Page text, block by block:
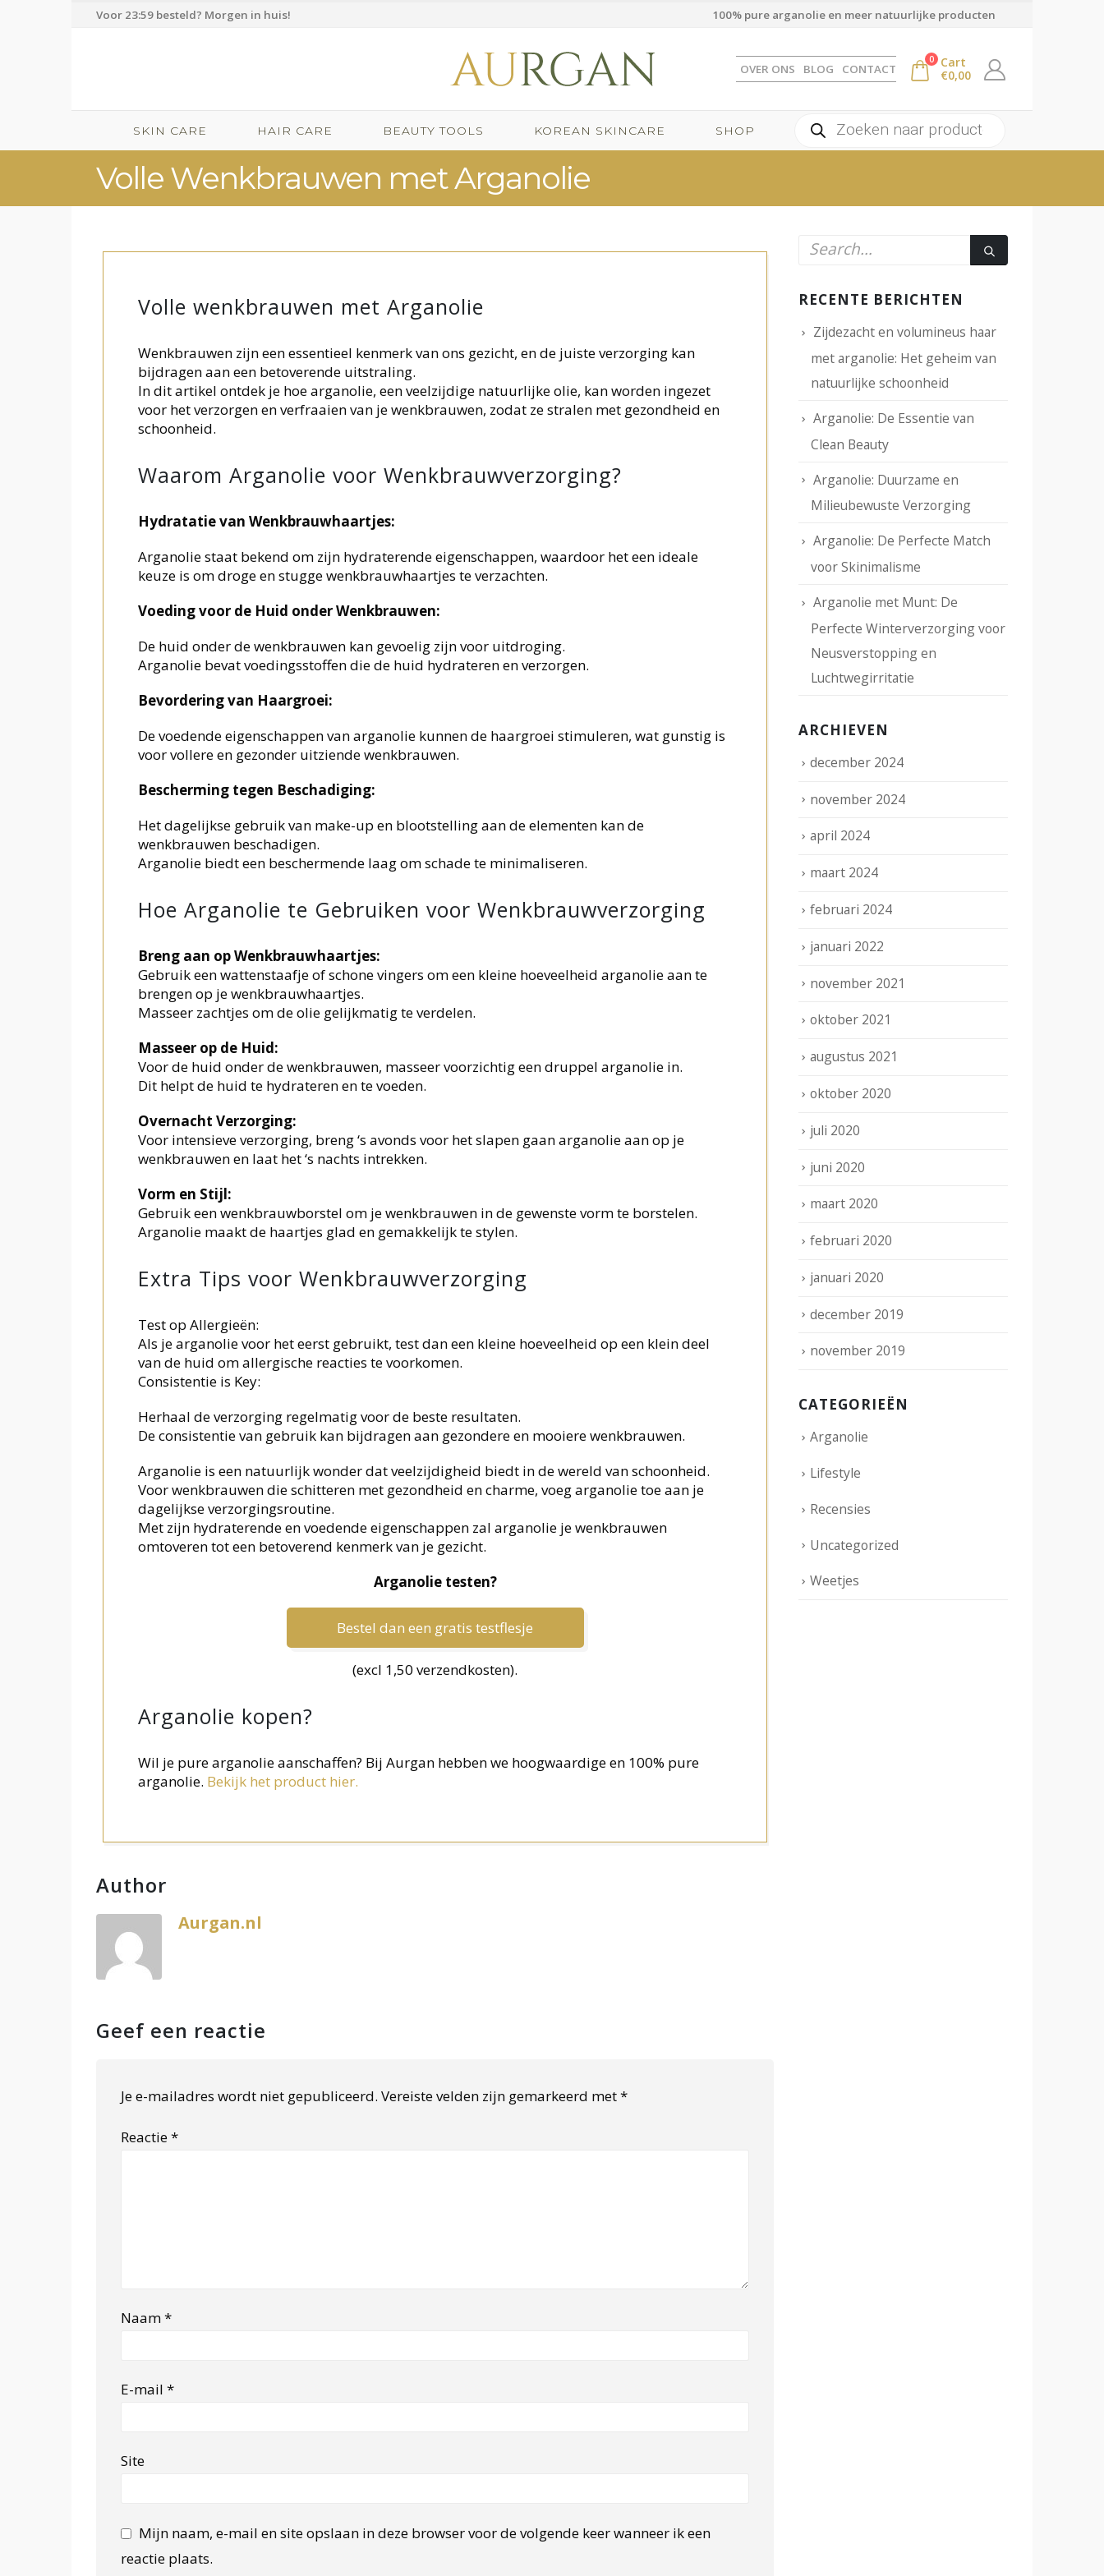
Voor 23:59 besteld? Morgen in huis! 100% pure arganolie en meer natuurlijke producten
OVER ONS BLOG CONTACT
0
Cart
€0,00
SKIN CARE HAIR CARE BEAUTY TOOLS KOREAN SKINCARE SHOP
Producten
zoeken
Volle Wenkbrauwen met Arganolie
Volle wenkbrauwen met Arganolie
Wenkbrauwen zijn een essentieel kenmerk van ons gezicht, en de juiste verzorging kan
bijdragen aan een betoverende uitstraling.
In dit artikel ontdek je hoe arganolie, een veelzijdige natuurlijke olie, kan worden ingezet
voor het verzorgen en verfraaien van je wenkbrauwen, zodat ze stralen met gezondheid en
schoonheid.
Waarom Arganolie voor Wenkbrauwverzorging?
Hydratatie van Wenkbrauwhaartjes:
Arganolie staat bekend om zijn hydraterende eigenschappen, waardoor het een ideale
keuze is om droge en stugge wenkbrauwhaartjes te verzachten.
Voeding voor de Huid onder Wenkbrauwen:
De huid onder de wenkbrauwen kan gevoelig zijn voor uitdroging.
Arganolie bevat voedingsstoffen die de huid hydrateren en verzorgen.
Bevordering van Haargroei:
De voedende eigenschappen van arganolie kunnen de haargroei stimuleren, wat gunstig is
voor vollere en gezonder uitziende wenkbrauwen.
Bescherming tegen Beschadiging:
Het dagelijkse gebruik van make-up en blootstelling aan de elementen kan de
wenkbrauwen beschadigen.
Arganolie biedt een beschermende laag om schade te minimaliseren.
Hoe Arganolie te Gebruiken voor Wenkbrauwverzorging
Breng aan op Wenkbrauwhaartjes:
Gebruik een wattenstaafje of schone vingers om een kleine hoeveelheid arganolie aan te
brengen op je wenkbrauwhaartjes.
Masseer zachtjes om de olie gelijkmatig te verdelen.
Masseer op de Huid:
Voor de huid onder de wenkbrauwen, masseer voorzichtig een druppel arganolie in.
Dit helpt de huid te hydrateren en te voeden.
Overnacht Verzorging:
Voor intensieve verzorging, breng ‘s avonds voor het slapen gaan arganolie aan op je
wenkbrauwen en laat het ‘s nachts intrekken.
Vorm en Stijl:
Gebruik een wenkbrauwborstel om je wenkbrauwen in de gewenste vorm te borstelen.
Arganolie maakt de haartjes glad en gemakkelijk te stylen.
Extra Tips voor Wenkbrauwverzorging
Test op Allergieën:
Als je arganolie voor het eerst gebruikt, test dan een kleine hoeveelheid op een klein deel
van de huid om allergische reacties te voorkomen.
Consistentie is Key:
Herhaal de verzorging regelmatig voor de beste resultaten.
De consistentie van gebruik kan bijdragen aan gezondere en mooiere wenkbrauwen.
Arganolie is een natuurlijk wonder dat veelzijdigheid biedt in de wereld van schoonheid.
Voor wenkbrauwen die schitteren met gezondheid en charme, voeg arganolie toe aan je
dagelijkse verzorgingsroutine.
Met zijn hydraterende en voedende eigenschappen zal arganolie je wenkbrauwen
omtoveren tot een betoverend kenmerk van je gezicht.
Arganolie testen?
Bestel dan een gratis testflesje
(excl 1,50 verzendkosten).
Arganolie kopen?
Wil je pure arganolie aanschaffen? Bij Aurgan hebben we hoogwaardige en 100% pure
arganolie. Bekijk het product hier.
Author
Aurgan.nl
Geef een reactie
Je e-mailadres wordt niet gepubliceerd. Vereiste velden zijn gemarkeerd met*
Reactie*
Naam*
E-mail *
Site
Mijn naam, e-mail en site opslaan in deze browser voor de volgende keer wanneer ik een
reactie plaats.
RECENTE BERICHTEN
Zijdezacht en volumineus haar
met arganolie: Het geheim van
natuurlijke schoonheid
Arganolie: De Essentie van
Clean Beauty
Arganolie: Duurzame en
Milieubewuste Verzorging
Arganolie: De Perfecte Match
voor Skinimalisme
Arganolie met Munt: De
Perfecte Winterverzorging voor
Neusverstopping en
Luchtwegirritatie
ARCHIEVEN
december 2024
november 2024
april 2024
maart 2024
februari 2024
januari 2022
november 2021
oktober 2021
augustus 2021
oktober 2020
juli 2020
juni 2020
maart 2020
februari 2020
januari 2020
december 2019
november 2019
CATEGORIEËN
Arganolie
Lifestyle
Recensies
Uncategorized
Weetjes